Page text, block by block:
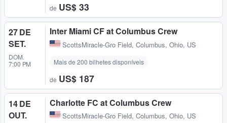
de US$ 33
27 DE
SET.
DOM.
7:00 PM
Inter Miami CF at Columbus Crew
ScottsMiracle-Gro Field, Columbus, Ohio, US
Mais de 200 bilhetes disponíveis
de US$ 187
14 DE
OUT.
Charlotte FC at Columbus Crew
ScottsMiracle-Gro Field, Columbus, Ohio, US